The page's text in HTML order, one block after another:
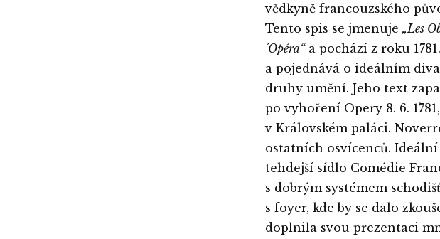
vědkyně francouzského
Tento spis se jmenuje „Les
´Opéra“a pochází z roku
a pojednává o ideálním
druhy umění. Jeho text
po vyhoření Opery 8. 6.
v Královském paláci.
ostatních osvícenců.
tehdejší sídlo Comédie
s dobrým systémem
s foyer, kde by se dalo
doplnila svou prezentaci